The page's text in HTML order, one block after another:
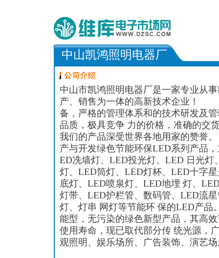
中山凯鸿照明电器厂
中山市凯鸿照明电器厂是一家专业从
产、销售为一体的高新技术企业！
备，严格的管理体系和的技术研发及
品质，极具竞争 力的价格，准确的交
我们的产品深受世界各地用家的赞
产与开发绿色节能环保LED系列产品
ED冼墙灯、LED投光灯、LED 日光灯
灯、LED筒灯、LED灯杯、LED十字
底灯、LED喷泉灯、LED地埋 灯、
灯带、LED护栏管、数码管、LED流
灯、灯串 网灯等节能环 保的LED
能型，无污染的绿色新型产品，其高
使用寿命，现已取代部分传 统光源，
观照明、娱乐场所、广告装饰、演艺